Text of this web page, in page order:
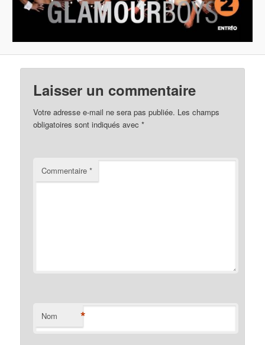
Laisser un commentaire
Votre adresse e-mail ne sera pas publiée. Les champs
obligatoires sont indiqués avec*
Commentaire*
Nom *